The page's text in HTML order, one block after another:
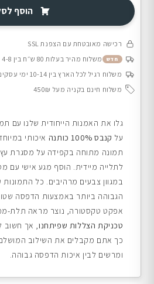
הוסף
רכישה מאובטחת עם הצפנת SSL
חדש
משלוח מהיר בעלות 80 ש״ח בין 4-8 ימי עסקים
משלוח רגיל לכל הארץ בין 10-14 ימי עסקים
משלוח חינם בקניה מעל 450₪
גלו את האמנות הייחודית שלנו עם
על קנבס 100% כותנה איכותי
תמונה מתוחה בקפידה על מסגרת עץ
לתלייה מיידית. הוסף מגע אישי עם
במגוון צבעים מרהיבים. כל
הגבוהה ביותר באמצעות הדפסה
אפקט טקסטורה, נוצר מראה תלת-
טכניקת הצללות שפיתחנו, אך חשוב
כך אתם מקבלים את השילוב
ומרשים לבין איכות הדפסה גבוהה.